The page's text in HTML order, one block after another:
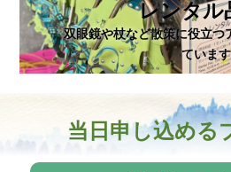
レンタル
双眼鏡や杖など散策に役立つ
ています
当日申し込める